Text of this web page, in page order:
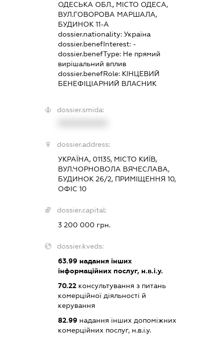
ОДЕСЬКА ОБЛ., МІСТО ОДЕСА,
ВУЛ.ГОВОРОВА МАРШАЛА,
БУДИНОК 11-А
dossier.nationality:Україна
dossier.benefInterest: -
dossier.benefType: Не прямий
вирішальний вплив
dossier.benefRole: КІНЦЕВИЙ
БЕНЕФІЦІАРНИЙ ВЛАСНИК
dossier.smida:
dossier.address:
УКРАЇНА, 01135, МІСТО КИЇВ,
ВУЛ.ЧОРНОВОЛА ВЯЧЕСЛАВА,
БУДИНОК 26/2, ПРИМІЩЕННЯ 10,
ОФІС 10
dossier.capital:
3 200 000 грн.
dossier.kveds:
63.99 надання інших
інформаційних послуг, н.в.і.у.
70.22 консультування з питань
комерційної діяльності й
керування
82.99 надання інших допоміжних
комерційних послуг, н.в.і.у.